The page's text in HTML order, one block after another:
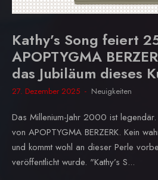
Kathy’s Song feiert
APOPTYGMA
das Jubiläum dieses
27. Dezember 2025 Neuigkeiten
Das Millenium-Jahr 2000 ist
von APOPTYGMA BERZERK. Kein
und kommt wohl an dieser Perle
veröffentlicht wurde. "Kathy’s S...